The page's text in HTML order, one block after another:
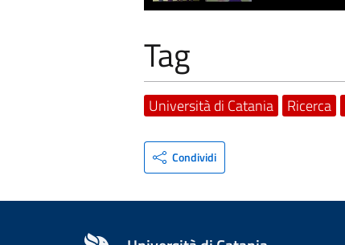
Tag
Università di Catania Ricerca
Condividi